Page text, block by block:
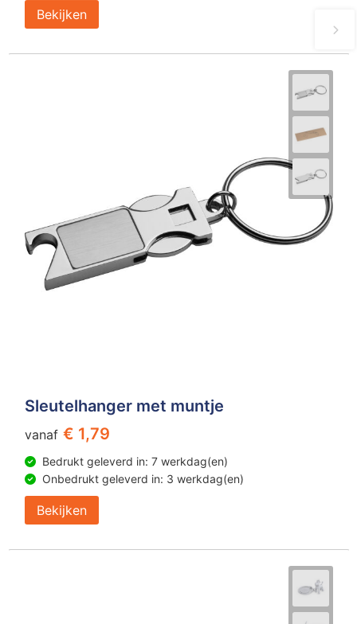
Bekijken
Sleutelhanger met muntje
vanaf € 1,79
Bedrukt geleverd in: 7 werkdag(en)
Onbedrukt geleverd in: 3 werkdag(en)
Bekijken